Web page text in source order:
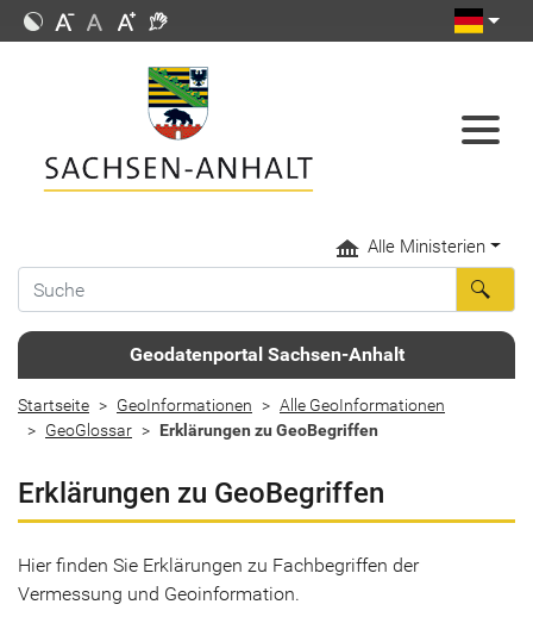
Alle Ministerien
Geodatenportal Sachsen-Anhalt
Startseite GeoInformationen
Alle GeoInformationen
GeoGlossar
Erklärungen zu GeoBegriffen
Erklärungen zu GeoBegriffen
Hier finden Sie Erklärungen zu Fachbegriffen der
Vermessung und Geoinformation.